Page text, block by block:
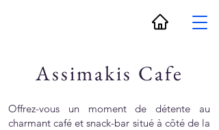
Assimakis Cafe
Offrez-vous un moment de détente au
charmant café et snack-bar situé à côté de la